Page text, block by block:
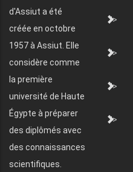
d'Assiut a été
créée en octobre
1957 à Assiut. Elle
considère comme
la première
université de Haute
Égypte à préparer
des diplômés avec
des connaissances
scientifiques.
">
">
">
">